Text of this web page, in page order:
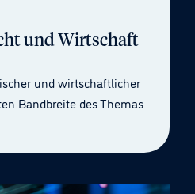
und Wirtschaft
und wirtschaftlicher
Bandbreite des Themas